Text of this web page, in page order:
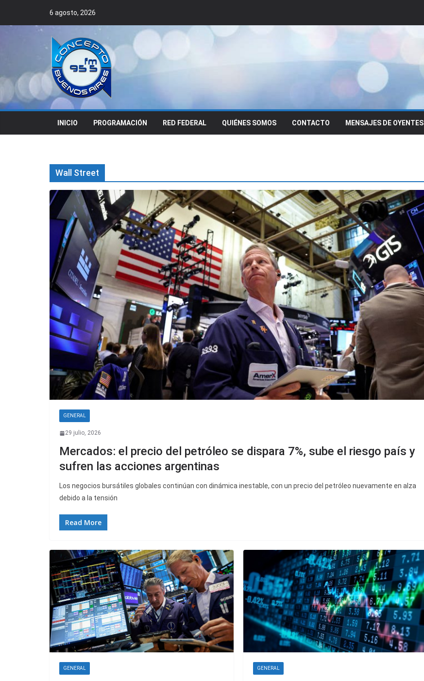
6 agosto, 2026
INICIO PROGRAMACIÓN RED FEDERAL QUIÉNES SOMOS CONTACTO MENSAJES DE OYENTES
Wall Street
GENERAL
29 julio, 2026
Mercados: el precio del petróleo se dispara 7%, sube el riesgo país y
sufren las acciones argentinas
Los negocios bursátiles globales continúan con dinámica inestable, con un precio del petróleo nuevamente en alza
debido a la tensión
Read More
GENERAL GENERAL